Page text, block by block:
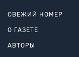
СВЕЖИЙ НОМЕР
О ГАЗЕТЕ
АВТОРЫ